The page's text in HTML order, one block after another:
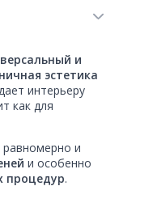
и
эстетика
интерьеру
как для
и
и особенно
процедур.